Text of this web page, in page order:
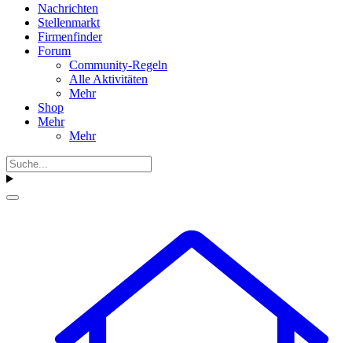
Nachrichten
Stellenmarkt
Firmenfinder
Forum
Community-Regeln
Alle Aktivitäten
Mehr
Shop
Mehr
Mehr